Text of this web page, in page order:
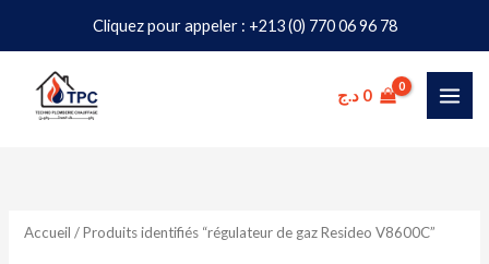
Cliquez pour appeler : +213 (0) 770 06 96 78
contenu
0 د.ج
Accueil / Produits identifiés “régulateur de gaz Resideo V8600C”